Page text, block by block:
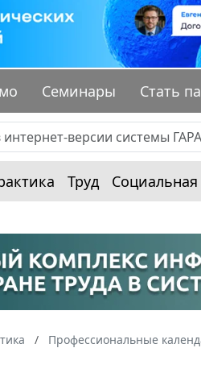
Семинары Стать
Труд
Профессиональные